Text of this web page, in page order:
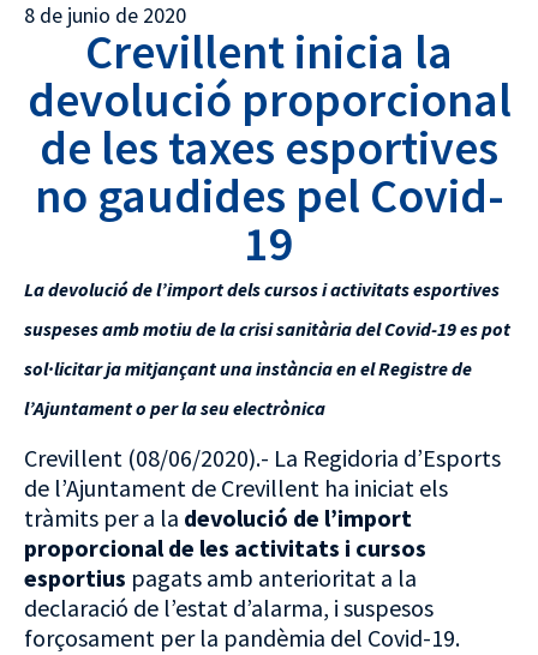
8 de junio de 2020
Crevillent inicia la
devolució proporcional
de les taxes esportives
no gaudides pel Covid-
19
La devolució de l’import dels cursos i activitats esportives
suspeses amb motiu de la crisi sanitària del Covid-19 es pot
sol·licitar ja mitjançant una instància en el Registre de
l’Ajuntament o per la seu electrònica
Crevillent (08/06/2020).- La Regidoria d’Esports
de l’Ajuntament de Crevillent ha iniciat els
tràmits per a la devolució de l’import
proporcional de les activitats i cursos
esportius pagats amb anterioritat a la
declaració de l’estat d’alarma, i suspesos
forçosament per la pandèmia del Covid-19.